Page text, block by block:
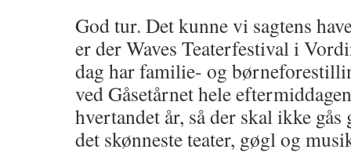
God tur. Det kunne vi sagtens
er der Waves Teaterfestival i
dag har familie- og
ved Gåsetårnet hele
hvertandet år, så der skal ikke
det skønneste teater, gøgl og